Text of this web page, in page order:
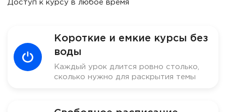
Доступ к курсу в любое время
Короткие и емкие курсы без
воды
Каждый урок длится ровно столько,
сколько нужно для раскрытия темы